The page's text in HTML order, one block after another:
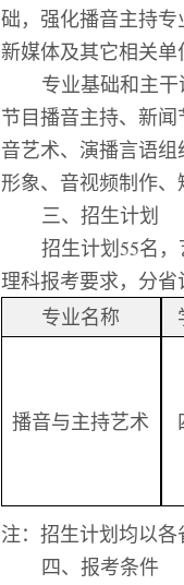
础，强化播音主持
新媒体及其它相关
专业基础和主
节目播音主持、新
音艺术、演播言语
形象、音视频制作
三、招生计划
招生计划55名
理科报考要求，分
专业名称
播音与主持艺术
注：招生计划均以
四、报考条件